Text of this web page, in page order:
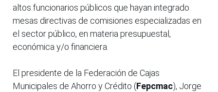
altos funcionarios públicos que hayan integrado
mesas directivas de comisiones especializadas en
el sector público, en materia presupuestal,
económica y/o financiera.
El presidente de la Federación de Cajas
Municipales de Ahorro y Crédito (Fepcmac), Jorge